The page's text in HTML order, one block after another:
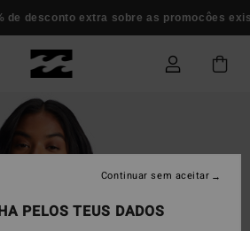
desconto extra sobre as promocôes
PELOS TEUS DADOS
Continuar sem aceitar